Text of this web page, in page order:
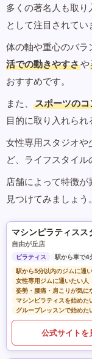
多くの著名人も取
として注目されてい
体の軸や重心のバラ
活での動きやすさや
おすすめです。
また、
スポーツの
目的に取り入れられ
女性専用スタジオや
ど、ライフスタイル
店舗によって特徴
見つけてみましょう。
自由が丘店
ピラティス
駅から車で4
駅から5分以内のジムに通
女性専用ジムに通いたい人
姿勢・腰痛・肩こりが気に
マシンピラティスを始めた
グループレッスンで始めた
公式サイトを